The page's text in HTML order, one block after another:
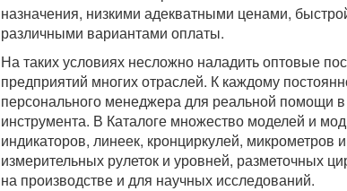
назначения, низкими адекватными ценами,
различными вариантами оплаты.
На таких условиях несложно наладить оптовые
предприятий многих отраслей. К каждому
персонального менеджера для реальной помощи
инструмента. В Каталоге множество моделей и
индикаторов, линеек, кронциркулей,
измерительных рулеток и уровней, разметочных
на производстве и для научных исследований.